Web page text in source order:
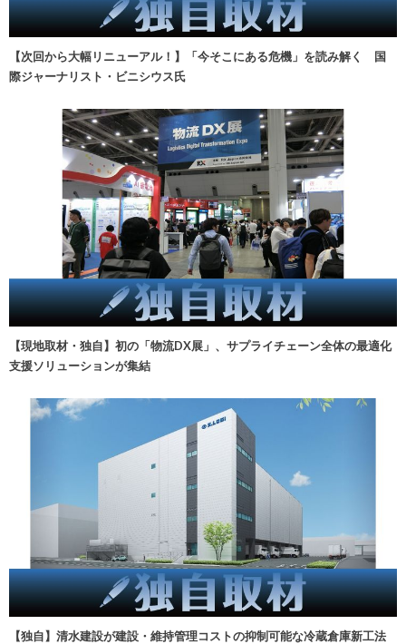
【次回から大幅リニューアル！】「今そこにある危機」を読み解く 国
際ジャーナリスト・ビニシウス氏
【現地取材・独自】初の「物流DX展」、サプライチェーン全体の最適化
支援ソリューションが集結
【独自】清水建設が建設・維持管理コストの抑制可能な冷蔵倉庫新工法